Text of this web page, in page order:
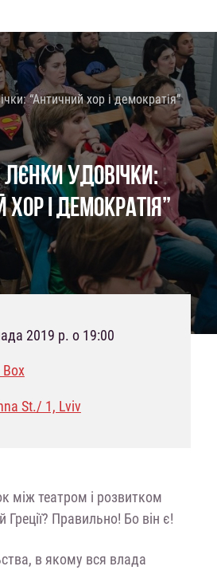
“Античний хор і демократія”
УДОВІЧКИ:
І ДЕМОКРАТІЯ”
2019 р. о 19:00
St./ 1, Lviv
між театром і розвитком
Греції? Правильно! Бо він є!
в якому вся влада